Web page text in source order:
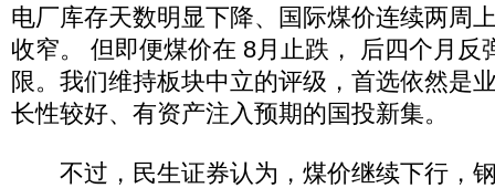
电厂库存天数明显下降、国际煤价连续两周
收窄。 但即便煤价在 8月止跌， 后四个月反
限。我们维持板块中立的评级，首选依然是
长性较好、有资产注入预期的国投新集。
不过，民生证券认为，煤价继续下行，